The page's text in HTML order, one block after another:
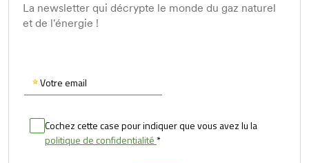
La newsletter qui décrypte le monde du gaz naturel
et de l'énergie !